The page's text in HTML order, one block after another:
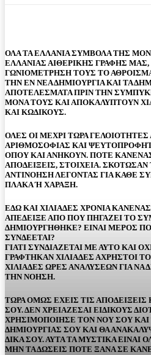
ΟΛΑ ΤΑ ΕΛΛΑΝΙΑ ΣΥΜΒΟΛΑ ΤΗΣ
ΕΛΛΑΝΙΑΣ ΑΙΘΕΡΙΚΗΣ ΓΡΑΦΗΣ ΜΑΣ,
ΓΩΝΙΟΜΕΤΡΗΣΗ ΤΟΥΣ ΤΟ
ΤΗΝ ΕΝ ΝΕΑ ΔΗΜΙΟΥΡΓΙΑ ΚΑΙ ΤΑ
ΑΠΟΤΕΛΕΣΜΑΤΑ ΠΡΙΝ ΤΗΝ
ΜΟΝΑ ΤΟΥΣ ΚΑΙ ΑΠΟΚΑΛΥΠΤΟΥΝ
ΚΑΙ ΚΩΔΙΚΟΥΣ.
ΟΛΕΣ ΟΙ ΜΕΧΡΙ ΤΩΡΑ ΓΕΛΟΙΟΤΗΤΕΣ
ΑΡΙΘΜΟΣΟΦΙΑΣ ΚΑΙ
ΟΠΟΥ ΚΑΙ ΑΝΗΚΟΥΝ. ΠΟΤΕ
ΑΠΟΔΕΙΞΕΙΣ, ΣΤΟΙΧΕΙΑ. ΣΚΟΤΩΣΑΝ
ΑΝΤΙΝΟΗΣΗ ΛΕΓΟΝΤΑΣ ΓΙΑ ΚΑΘΕ
ΠΛΑΚΑ Ή ΧΑΡΑΞΗ.
ΕΔΩ ΚΑΙ ΧΙΛΙΑΔΕΣ ΧΡΟΝΙΑ
ΑΠΕΔΕΙΞΕ ΑΠΟ ΠΟΥ ΠΗΓΑΖΕΙ ΤΟ
ΔΗΜΙΟΥΡΓΗΘΗΚΕ? ΕΙΝΑΙ ΜΕΡΟΣ
ΣΥΝΔΕΕΤΑΙ?
ΓΙΑΤΙ ΣΥΝΔΙΑΖΕΤΑΙ ΜΕ ΑΥΤΟ ΚΑΙ
ΓΡΑΦΤΗΚΑΝ ΧΙΛΙΑΔΕΣ ΑΧΡΗΣΤΟΙ
ΧΙΛΙΑΔΕΣ ΩΡΕΣ ΑΝΑΛΥΣΕΩΝ ΓΙΑ ΝΑ
ΤΗΝ ΝΟΗΣΗ.
ΤΩΡΑ ΟΜΩΣ ΕΧΕΙΣ ΤΙΣ ΑΠΟΔΕΙΞΕΙΣ
ΣΟΥ. ΔΕΝ ΧΡΕΙΑΖΕΣΑΙ ΕΙΔΙΚΟΥΣ
ΧΡΗΣΙΜΟΠΟΙΗΣΕ ΤΟΝ ΝΟΥ ΣΟΥ
ΔΗΜΙΟΥΡΓΙΑΣ ΣΟΥ ΚΑΙ ΘΑ
ΔΙΚΑ ΣΟΥ. ΑΥΤΑ ΤΑ ΜΥΣΤΙΚΑ
ΜΗΝ ΤΑ ΔΩΣΕΙΣ ΠΟΤΕ ΞΑΝΑ ΣΕ